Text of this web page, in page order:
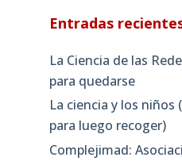
Entradas
La Ciencia de las
para quedarse
La ciencia y los niños
para luego recoger)
Complejimad: